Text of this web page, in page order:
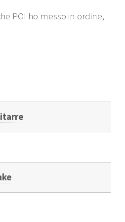
POI ho messo in ordine,